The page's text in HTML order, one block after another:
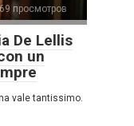
просмотров
De Lellis
un
vale tantissimo.